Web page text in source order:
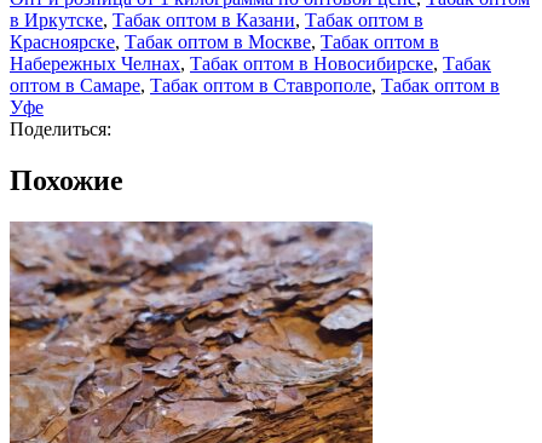
в Иркутске, Табак оптом в Казани, Табак оптом в
Красноярске, Табак оптом в Москве, Табак оптом в
Набережных Челнах, Табак оптом в Новосибирске, Табак
оптом в Самаре, Табак оптом в Ставрополе, Табак оптом в
Уфе
Поделиться:
Похожие